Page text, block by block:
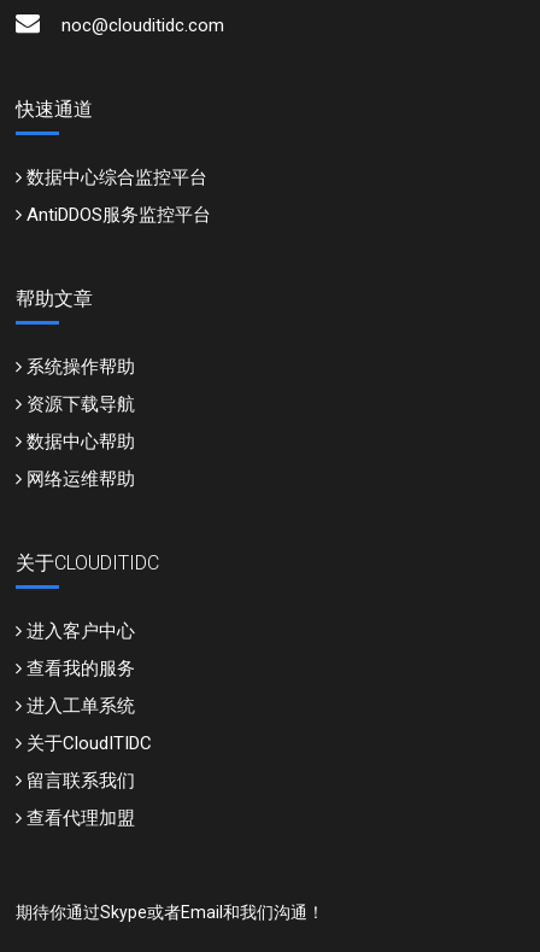
noc@clouditidc.com
快速通道
数据中心综合监控平台
AntiDDOS服务监控平台
帮助文章
系统操作帮助
资源下载导航
数据中心帮助
网络运维帮助
关于CLOUDITIDC
进入客户中心
查看我的服务
进入工单系统
关于CloudITIDC
留言联系我们
查看代理加盟
期待你通过Skype或者Email和我们沟通！